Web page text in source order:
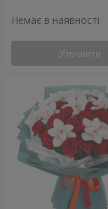
Немає в наявності
Уточнити